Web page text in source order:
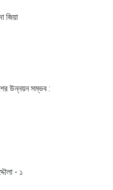
জিয়া
উন্নয়ন সম্ভব :
- ১